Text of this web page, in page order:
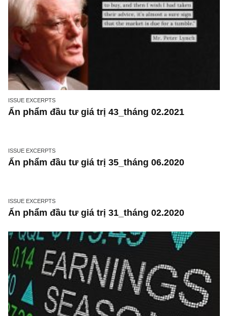
Ấn phẩm đầu tư giá trị 68_tháng 03.2023
ISSUE EXCERPTS
Ấn phẩm đầu tư giá trị 35_tháng 06.2020
ISSUE EXCERPTS
Ấn phẩm đầu tư giá trị 31_tháng 02.2020